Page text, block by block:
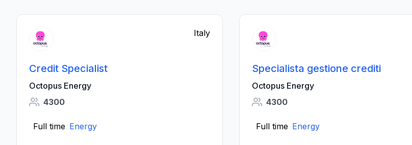
Italy
Credit Specialist
Octopus Energy
4300
Full time Energy
Specialista gestione crediti
Octopus Energy
4300
Full time Energy